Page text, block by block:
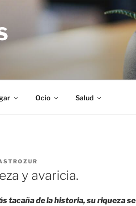
Ocio Salud
y avaricia.
tacaña de la historia, su riqueza se